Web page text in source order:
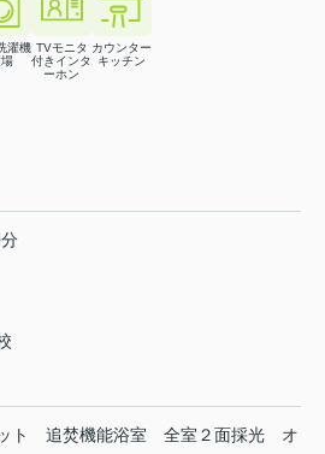
濯機 TVモニタ
付きインタ
ーホン
カウンター
キッチン
ト 追焚機能浴室 全室２面採光
オ